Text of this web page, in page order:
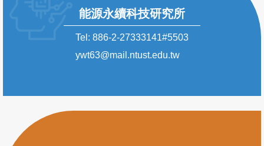
能源永續科技研究所
Tel: 886-2-27333141#5503
ywt63@mail.ntust.edu.tw